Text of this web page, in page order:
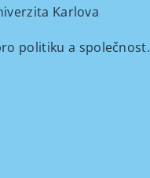
Karlova
politiku a společnost.